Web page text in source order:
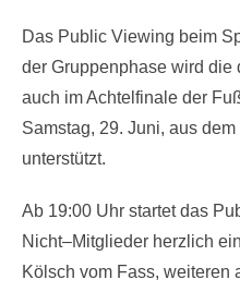
Das Public Viewing beim
der Gruppenphase wird
auch im Achtelfinale der
Samstag, 29. Juni, aus
unterstützt.
Ab 19:00 Uhr startet das
Nicht–Mitglieder herzlich
Kölsch vom Fass, weiteren